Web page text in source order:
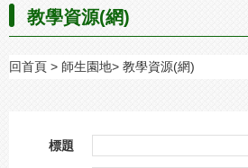
教學資源(網)
回首頁 師生園地 教學資源(網)
標題